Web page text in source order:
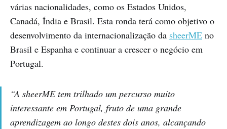
várias nacionalidades, como os Estados Unidos,
Canadá, Índia e Brasil. Esta ronda terá como objetivo o
desenvolvimento da internacionalização da sheerME no
Brasil e Espanha e continuar a crescer o negócio em
Portugal.
“A sheerME tem trilhado um percurso muito
interessante em Portugal, fruto de uma grande
aprendizagem ao longo destes dois anos, alcançando